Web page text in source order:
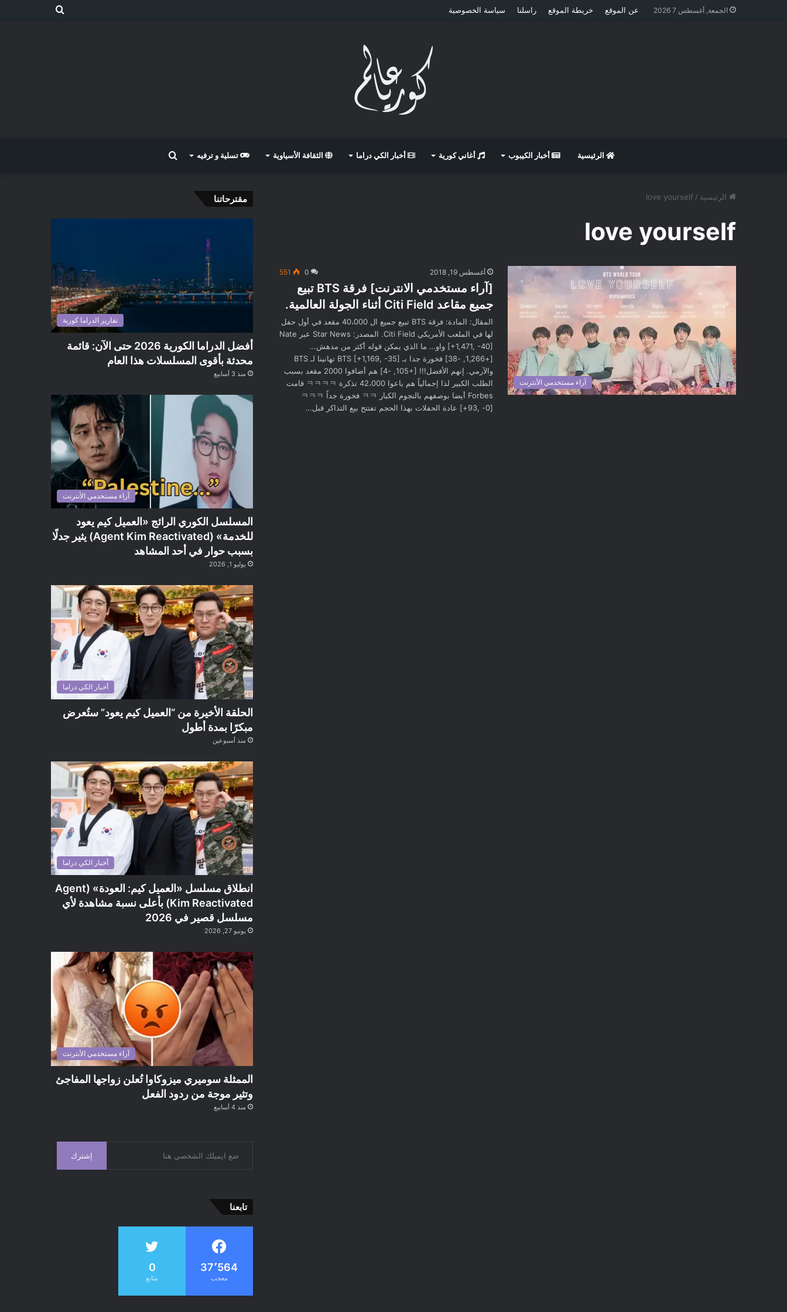
الجمعة, أغسطس 7 2026 عن الموقع خريطة الموقع راسلنا سياسة الخصوصية
الرئيسية أخبار الكيبوب أغاني كورية أخبار الكي دراما الثقافة الأسياوية تسلية و ترفيه
الرئيسية /
love yourself
love yourself
آراء مستخدمي الأنترنت
أغسطس 19, 2018 0
551
[آراء مستخدمي الانترنت] فرقة BTS تبيع
جميع مقاعد Citi Field أثناء الجولة العالمية.
المقال: المادة: فرقة BTS تبيع جميع ال 40،000 مقعد في أول حفل
لها في الملعب الأمريكي Citi Field. المصدر: Star News عبر Nate
[+1,471, -40] واو… ما الذي يمكن قوله أكثر من مدهش…
[+1,266, -38] فخورة جدا بـ BTS [+1,169, -35] تهانينا لـ BTS
والآرمي. إنهم الأفضل!!! [+105, -4] هم أضافوا 2000 مقعد بسبب
الطلب الكبير لذا إجمالياً هم باعوا 42،000 تذكرة ㅋㅋㅋㅋ قامت
Forbes أيضا بوصفهم بالنجوم الكبار ㅋㅋ فخورة جداً ㅋㅋㅋ
[+93, -0] عادة الحفلات بهذا الحجم تفتتح بيع التذاكر قبل…
مقترحاتنا
تقارير الدراما كورية
أفضل الدراما الكورية 2026 حتى الآن: قائمة
محدثة بأقوى المسلسلات هذا العام
منذ 3 أسابيع
آراء مستخدمي الأنترنت
المسلسل الكوري الرائج «العميل كيم يعود
للخدمة» (Agent Kim Reactivated) يثير جدلًا
بسبب حوار في أحد المشاهد
يوليو 1, 2026
أخبار الكي دراما
الحلقة الأخيرة من “العميل كيم يعود” ستُعرض
مبكرًا بمدة أطول
منذ أسبوعين
أخبار الكي دراما
انطلاق مسلسل «العميل كيم: العودة» (Agent
Kim Reactivated) بأعلى نسبة مشاهدة لأي
مسلسل قصير في 2026
يونيو 27, 2026
آراء مستخدمي الأنترنت
الممثلة سوميري ميزوكاوا تُعلن زواجها المفاجئ
وتثير موجة من ردود الفعل
منذ 4 أسابيع
إشترك
تابعنا
37٬564
معجب
0
متابع